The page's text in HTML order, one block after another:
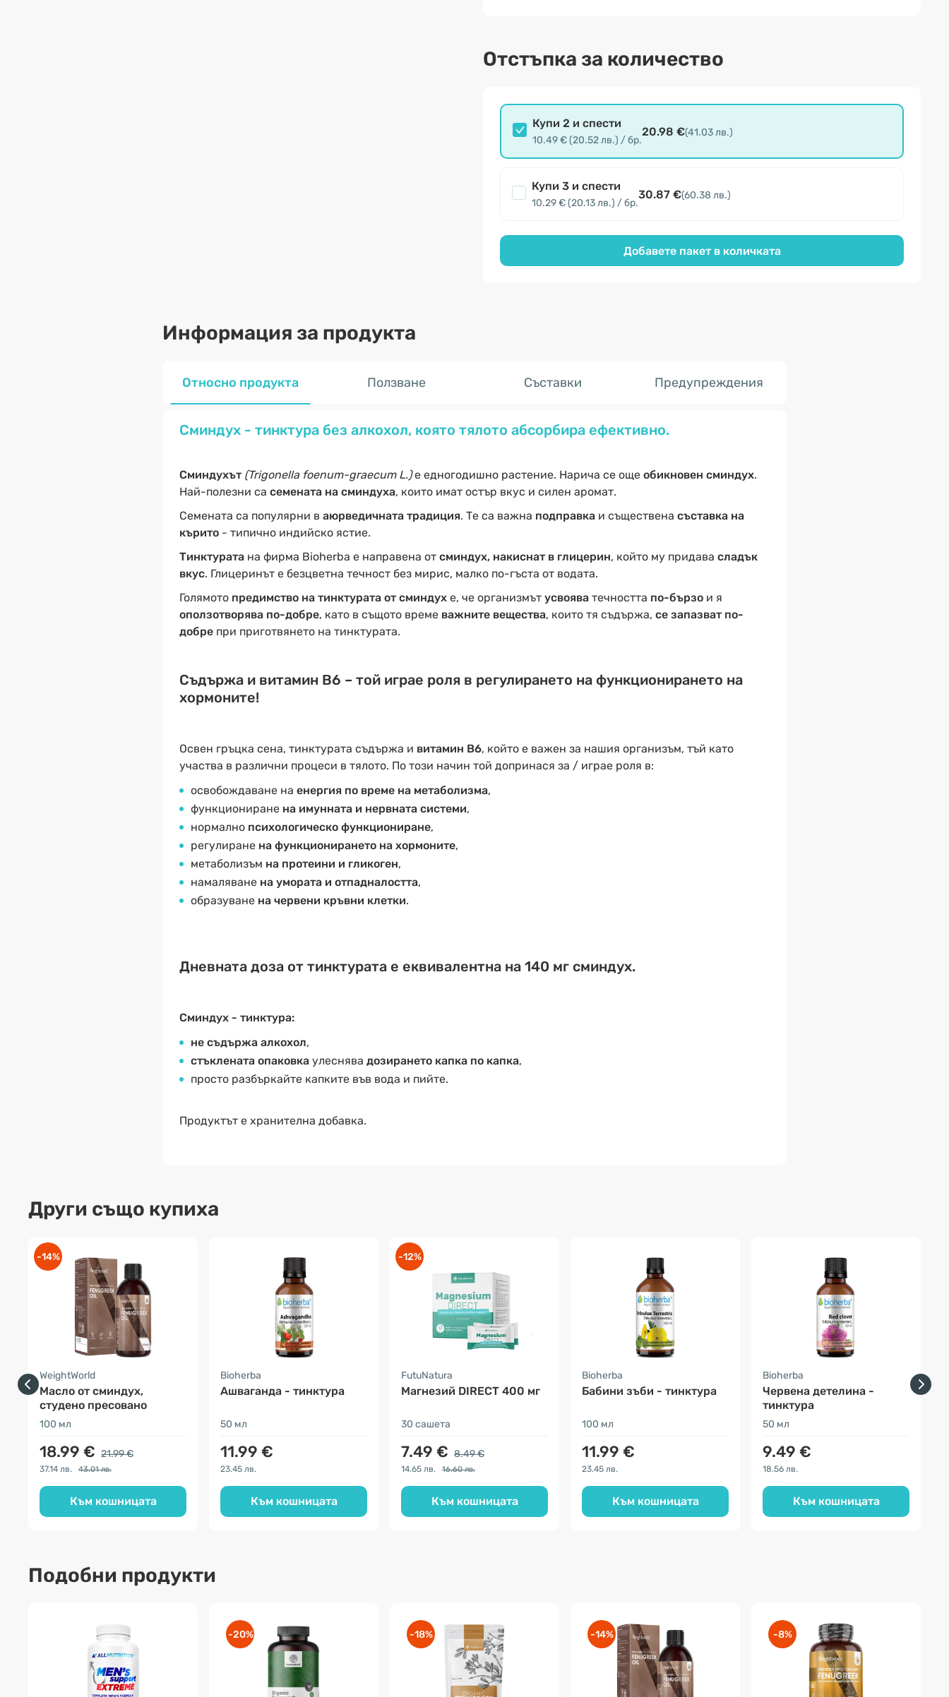
Отстъпка за количество
Купи 2 и спести
10.49 € (20.52 лв.) / бр.
20.98 €(41.03 лв.)
Купи 3 и спести
10.29 € (20.13 лв.) / бр.
30.87 €(60.38 лв.)
Добавете пакет в количката
Информация за продукта
Относно продукта Ползване Съставки Предупреждения
Сминдух - тинктура без алкохол, която тялото абсорбира ефективно.
Сминдухът (Trigonella foenum-graecum L.)е едногодишно растение. Нарича се още обикновен сминдух.
Най-полезни са семената на сминдуха, които имат остър вкус и силен аромат.
Семената са популярни в аюрведичната традиция. Те са важна подправкаи съществена съставка на
кърито- типично индийско ястие.
Тинктуратана фирма Bioherba е направена от сминдух, накиснат в глицерин, който му придава сладък
вкус. Глицеринът е безцветна течност без мирис, малко по-гъста от водата.
Голямото предимство на тинктурата от сминдухе, че организмът усвояватечността по-бързои я
оползотворява по-добре, като в същото време важните вещества, които тя съдържа, се запазват по-
добрепри приготвянето на тинктурата.
Cъдържа и витамин В6 – той играе роля в регулирането на функционирането на
хормоните!
Освен гръцка сена, тинктурата съдържа и витамин В6, който е важен за нашия организъм, тъй като
участва в различни процеси в тялото. По този начин той допринася за / играе роля в:
освобождаване на енергия по време на метаболизма,
функциониране на имунната и нервната системи,
нормално психологическо функциониране,
регулиране на функционирането на хормоните,
метаболизъм на протеини и гликоген,
намаляване на умората и отпадналостта,
образуване на червени кръвни клетки.
Дневната доза от тинктурата е еквивалентна на 140 мг сминдух.
Сминдух - тинктура:
не съдържа алкохол,
стъклената опаковкаулеснява дозирането капка по капка,
просто разбъркайте капките във вода и пийте.
Продуктът е хранителна добавка.
Други също купиха
-14%
WeightWorld
Масло от сминдух,
студено пресовано
100 мл
18.99 € 21.99 €
37.14 лв. 43.01 лв.
Към кошницата
Bioherba
Ашваганда - тинктура
50 мл
11.99 €
23.45 лв.
Към кошницата
-12%
FutuNatura
Магнезий DIRECT 400 мг
30 сашета
7.49 € 8.49 €
14.65 лв. 16.60 лв.
Към кошницата
Bioherba
Бабини зъби - тинктура
100 мл
11.99 €
23.45 лв.
Към кошницата
Bioherba
Червена детелина -
тинктура
50 мл
9.49 €
18.56 лв.
Към кошницата
Подобни продукти
-20% -18% -14% -8%